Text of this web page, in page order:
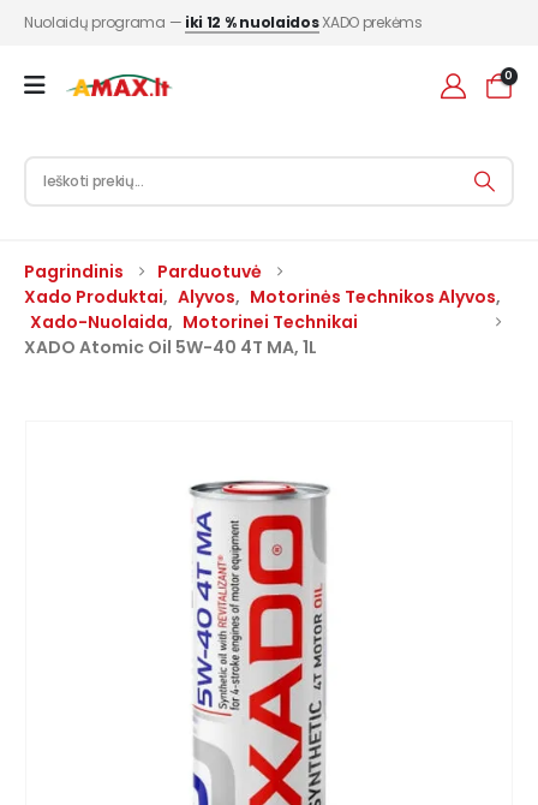
Nuolaidų programa — iki 12 % nuolaidosXADO prekėms
0
Pagrindinis
Parduotuvė
Xado Produktai, Alyvos, Motorinės Technikos Alyvos,
Xado-Nuolaida, Motorinei Technikai
XADO Atomic Oil 5W-40 4T MA, 1L